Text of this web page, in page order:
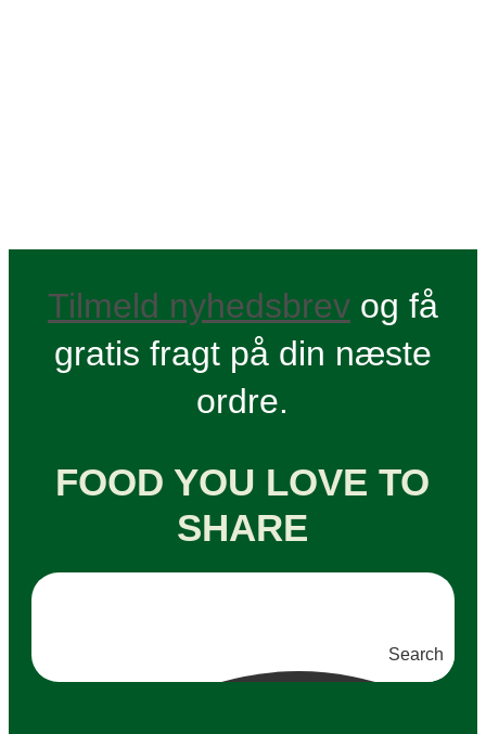
Tilmeld nyhedsbrevog få
gratis fragt på din næste
ordre.
FOOD YOU LOVE TO
SHARE
Search